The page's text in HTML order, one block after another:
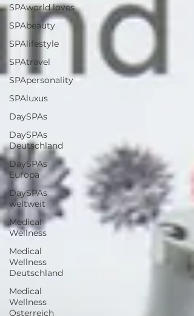
SPAworld loves
SPAbeauty
SPAlifestyle
SPAtravel
SPApersonality
SPAluxus
DaySPAs
DaySPAs
Deutschland
DaySPAs
Europa
DaySPAs
weltweit
Medical
Wellness
Medical
Wellness
Deutschland
Medical
Wellness
Österreich